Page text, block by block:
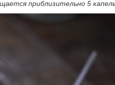
приблизительно 5